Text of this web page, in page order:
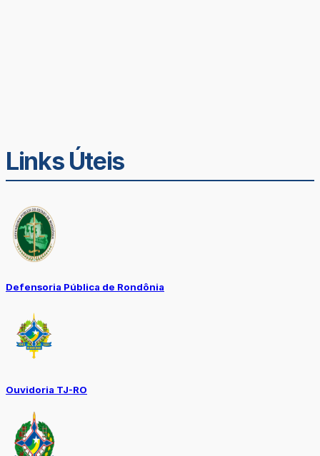
Links Úteis
Defensoria Pública de Rondônia
Ouvidoria TJ-RO